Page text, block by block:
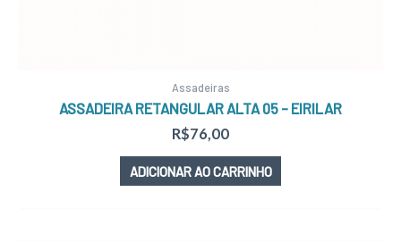
Assadeiras
ASSADEIRA RETANGULAR ALTA 05 – EIRILAR
R$76,00
ADICIONAR AO CARRINHO